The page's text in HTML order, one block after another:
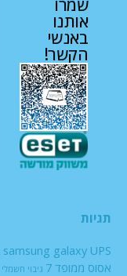
שמרו
אותנו
באנשי
הקשר!
תגיות
samsung galaxy UPS
אסוס ממופד 7
גיבוי